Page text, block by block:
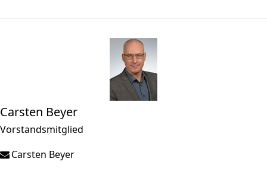
Carsten Beyer
Vorstandsmitglied
Carsten Beyer